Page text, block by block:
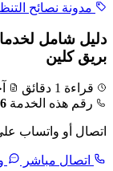
مدونة نصائح
دليل شامل
بريق كلين
قراءة 1 دقائق
رقم هذه الخدمة
اتصال أو واتساب
اتصال مباشر